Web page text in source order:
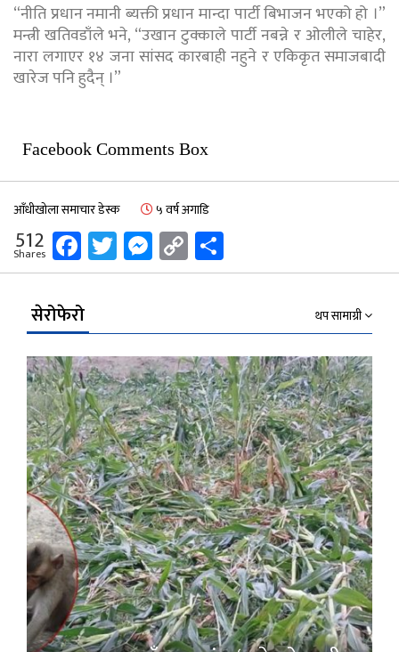
“नीति प्रधान नमानी ब्यक्ती प्रधान मान्दा पार्टी बिभाजन भएको हो ।”
मन्त्री खतिवडाँले भने, “उखान टुक्काले पार्टी नबन्ने र ओलीले चाहेर,
नारा लगाएर १४ जना सांसद कारबाही नहुने र एकिकृत समाजबादी
खारेज पनि हुदैन् ।”
Facebook Comments Box
आँधीखोला समाचार डेस्क ५ वर्ष अगाडि
512
Shares Facebook
Twitter
Messenger
Copy
Link
सेरोफेरो थप सामाग्री